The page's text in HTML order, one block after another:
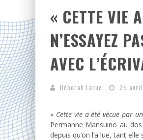
« CETTE VIE
N’ESSAYEZ
AVEC
Déborah Larue 25
« Cette vie a été vécue par
Permanne Mansuino au
depuis qu’on l’a lue, tant